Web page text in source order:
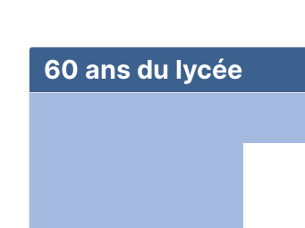
60 ans du lycée